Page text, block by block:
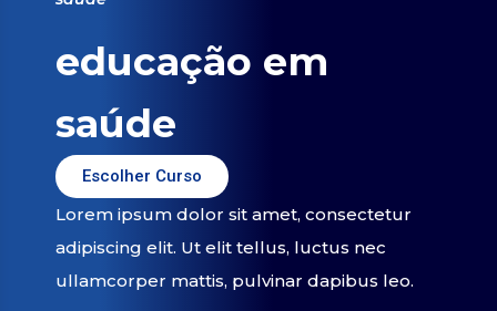
educação em
saúde
Escolher Curso
Lorem ipsum dolor sit amet, consectetur
adipiscing elit. Ut elit tellus, luctus nec
ullamcorper mattis, pulvinar dapibus leo.